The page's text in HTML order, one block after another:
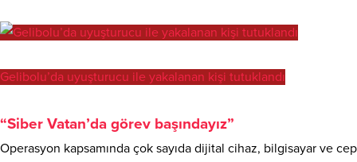
Gelibolu’da uyuşturucu ile yakalanan kişi tutuklandı
“Siber Vatan’da görev başındayız”
Operasyon kapsamında çok sayıda dijital cihaz, bilgisayar ve cep